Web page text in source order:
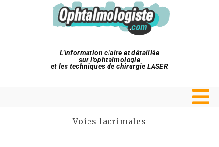
L'information claire et détaillée
sur l'ophtalmologie
et les techniques de chirurgie LASER
Voies lacrimales